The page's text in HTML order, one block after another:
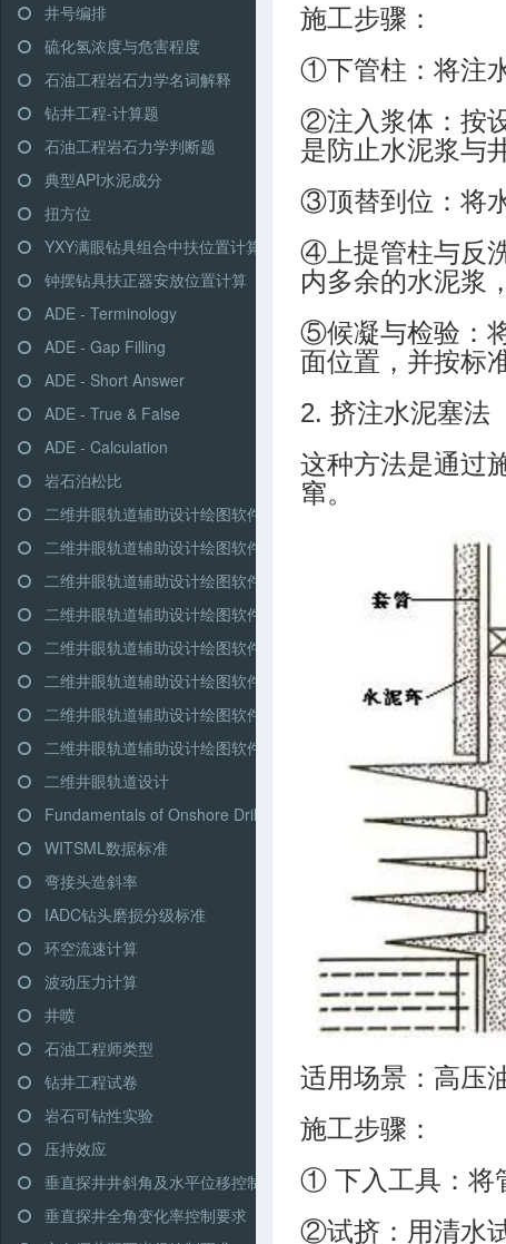
井号编排
硫化氢浓度与危害程度
石油工程岩石力学名词解释
钻井工程-计算题
石油工程岩石力学判断题
典型API水泥成分
扭方位
YXY满眼钻具组合中扶位置计算
钟摆钻具扶正器安放位置计算
ADE - Terminology
ADE - Gap Filling
ADE - Short Answer
ADE - True & False
ADE - Calculation
岩石泊松比
二维井眼轨道辅助设计绘图软件-高级模式-三段式
二维井眼轨道辅助设计绘图软件-高级模式-多靶三段式
二维井眼轨道辅助设计绘图软件-高级模式-五段式
二维井眼轨道辅助设计绘图软件-高级模式-双增式
二维井眼轨道辅助设计绘图软件-简单模式-三段式
二维井眼轨道辅助设计绘图软件-简单模式-多靶三段式
二维井眼轨道辅助设计绘图软件-简单模式-五段式
二维井眼轨道辅助设计绘图软件-简单模式-双增式
二维井眼轨道设计
Fundamentals of Onshore Driling (Martin Klempa)
WITSML数据标准
弯接头造斜率
IADC钻头磨损分级标准
环空流速计算
波动压力计算
井喷
石油工程师类型
钻井工程试卷
岩石可钻性实验
压持效应
垂直探井井斜角及水平位移控制范围
垂直探井全角变化率控制要求
施工步骤：
①下管柱：将注
②注入浆体：按
是防止水泥浆与
③顶替到位：将
④上提管柱与反
内多余的水泥浆
⑤候凝与检验：
面位置，并按标
2. 挤注水泥塞法
这种方法是通过
窜。
适用场景：高压
施工步骤：
① 下入工具：将
②试挤：用清水